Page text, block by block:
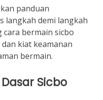
panduan
langkah demi langkah
bermain sicbo
kiat keamanan
bermain.
Sicbo